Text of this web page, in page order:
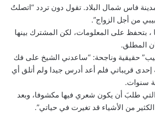
فاس شمال البلاد. تقول دون تردد “اتصلتُ
من أجل الزواج”.
بتحفظ على المعلومات، لكن المشترك بينها
المطلق.
حقيقية وناجحة: “ساعدني الشيخ على فك
إحدى قريباتي فلم أعد أدرس جيدا ولم أتلق أي
سنوات.
طلبَ أن يكون شعري فيها مكشوفا، وبعد
من الأشياء قد تغيرت في حياتي”.